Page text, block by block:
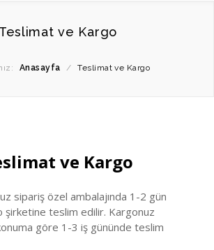
Teslimat ve Kargo
Anasayfa / Teslimat ve Kargo
ve Kargo
sipariş özel ambalajında 1-2 gün
şirketine teslim edilir. Kargonuz
göre 1-3 iş gününde teslim